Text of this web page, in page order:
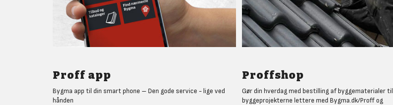
Proff app
Bygma app til din smart phone – Den gode service - lige ved
hånden
Proffshop
Gør din hverdag med bestilling af byggematerialer til
byggeprojekterne lettere med Bygma.dk/Proff og